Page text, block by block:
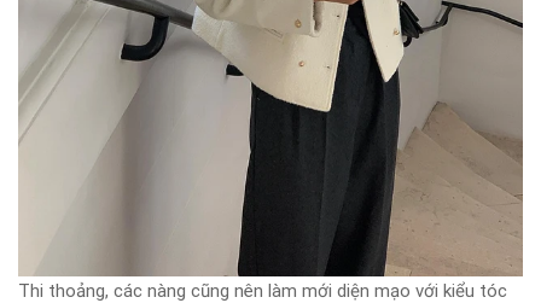
Thi thoảng, các nàng cũng nên làm mới diện mạo với kiểu tóc